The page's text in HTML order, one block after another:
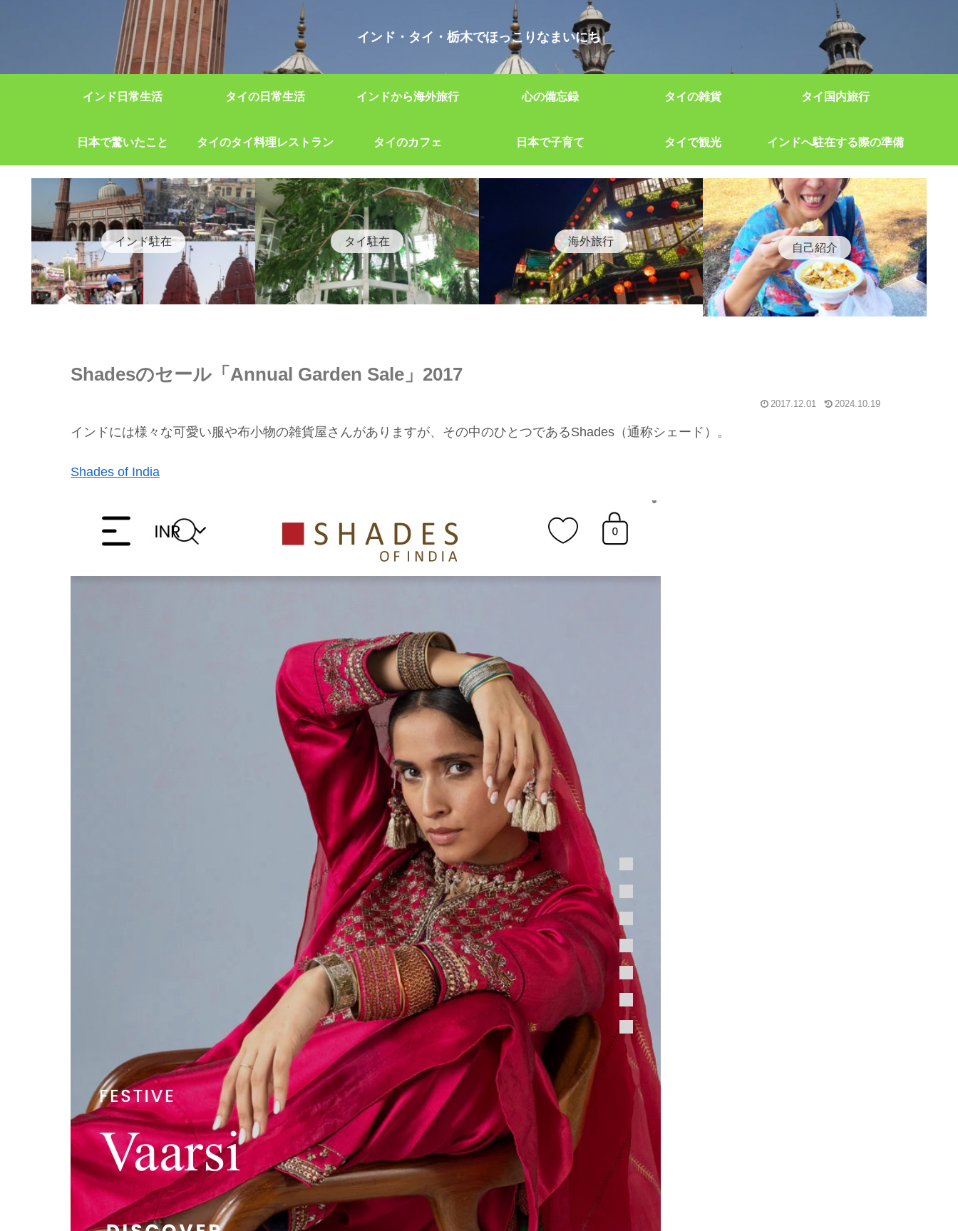
インド・タイ・栃木でほっこりなまいにち
インド日常生活 タイの日常生活 インドから海外旅行 心の備忘録 タイの雑貨 タイ国内旅行
日本で驚いたこと タイのタイ料理レストラン タイのカフェ 日本で子育て タイで観光 インドへ駐在する際の準備
インド駐在 タイ駐在 海外旅行 自己紹介
Shadesのセール「Annual Garden Sale」2017
2017.12.01 2024.10.19
インドには様々な可愛い服や布小物の雑貨屋さんがありますが、その中のひとつであるShades（通称シェード）。
Shades of India